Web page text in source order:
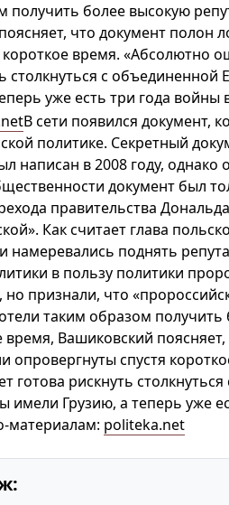
получить более высокую
что документ
время. «Абсолютно
столкнуться с
уже есть три года
В сети появился документ,
политике. Секретный
написан в 2008 году,
документ был
правительства
Как считает глава
намеревались поднять
в пользу политики
но признали, что
таким образом
Вашиковский
опровергнуты спустя
готова рискнуть
имели Грузию, а теперь уже
материалам: politeka.net